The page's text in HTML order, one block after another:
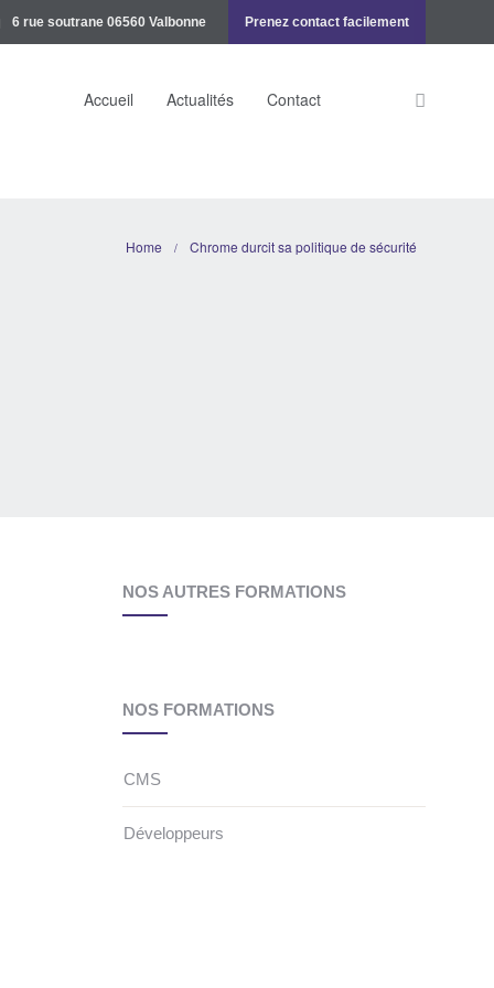
6 rue soutrane 06560 Valbonne Prenez contact facilement
Accueil Actualités Contact
Home / Chrome durcit sa politique de sécurité
NOS AUTRES FORMATIONS
NOS FORMATIONS
CMS
Développeurs